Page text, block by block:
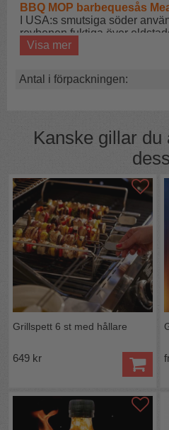
BBQ MOP barbequesås
I USA:s smutsiga söder
revbenen fuktiga över
de amerikanska sydstaterna
mängder kött tillagas i så
Böj ditt huivud och visa din
Denna läskiga krydda har
smak.
Var försiktig, tvätta alltid
uppsättning smaklökar.
Visa mer
Antal i förpackningen:
Kanske gillar du
Grillspett 6 st med hållare
649 kr